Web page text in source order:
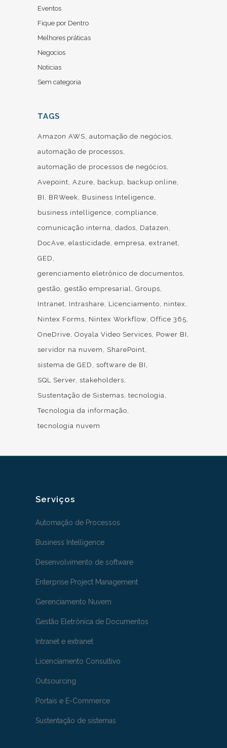
Eventos
Fique por Dentro
Melhores práticas
Negocios
Noticias
Sem categoria
TAGS
Amazon AWS automação de negócios
automação de processos
automação de processos de negócios
Avepoint Azure backup
backup online
BI
BRWeek
Business Inteligence
business intelligence compliance
comunicação interna dados
Datazen
DocAve elasticidade empresa extranet
GED
gerenciamento eletrônico de documentos
gestão gestão empresarial Groups
Intranet
Intrashare Licenciamento
nintex
Nintex Forms
Nintex Workflow Office 365
OneDrive Ooyala Video Services
Power BI
servidor na nuvem
SharePoint
sistema de GED
software de BI
SQL Server stakeholders
Sustentação de Sistemas tecnologia
Tecnologia da informação
tecnologia nuvem
Serviços
Automação de Processos
Business Intelligence
Desenvolvimento de software
Enterprise Project Management
Gerenciamento Nuvem
Gestão Eletrônica de Documentos
Intranet e extranet
Licenciamento Consultivo
Outsourcing
Portais e E-Commerce
Sustentação de sistemas